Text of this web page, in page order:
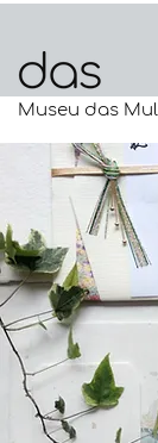
Museu das